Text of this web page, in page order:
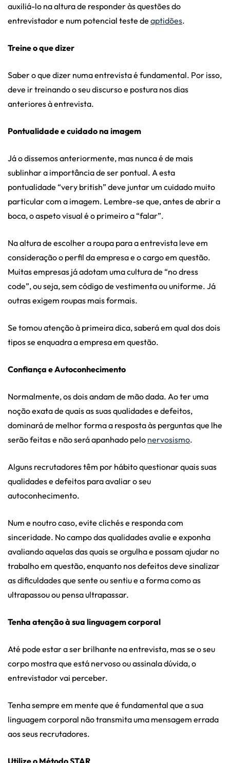
auxiliá-lo na altura de responder às questões do
entrevistador e num potencial teste de aptidões.
Treine o que dizer
Saber o que dizer numa entrevista é fundamental. Por isso,
deve ir treinando o seu discurso e postura nos dias
anteriores à entrevista.
Pontualidade e cuidado na imagem
Já o dissemos anteriormente, mas nunca é de mais
sublinhar a importância de ser pontual. A esta
pontualidade “very british” deve juntar um cuidado muito
particular com a imagem. Lembre-se que, antes de abrir a
boca, o aspeto visual é o primeiro a “falar”.
Na altura de escolher a roupa para a entrevista leve em
consideração o perfil da empresa e o cargo em questão.
Muitas empresas já adotam uma cultura de “no dress
code”, ou seja, sem código de vestimenta ou uniforme. Já
outras exigem roupas mais formais.
Se tomou atenção à primeira dica, saberá em qual dos dois
tipos se enquadra a empresa em questão.
Confiança e Autoconhecimento
Normalmente, os dois andam de mão dada. Ao ter uma
noção exata de quais as suas qualidades e defeitos,
dominará de melhor forma a resposta às perguntas que lhe
serão feitas e não será apanhado pelo nervosismo.
Alguns recrutadores têm por hábito questionar quais suas
qualidades e defeitos para avaliar o seu
autoconhecimento.
Num e noutro caso, evite clichés e responda com
sinceridade. No campo das qualidades avalie e exponha
avaliando aquelas das quais se orgulha e possam ajudar no
trabalho em questão, enquanto nos defeitos deve sinalizar
as dificuldades que sente ou sentiu e a forma como as
ultrapassou ou pensa ultrapassar.
Tenha atenção à sua linguagem corporal
Até pode estar a ser brilhante na entrevista, mas se o seu
corpo mostra que está nervoso ou assinala dúvida, o
entrevistador vai perceber.
Tenha sempre em mente que é fundamental que a sua
linguagem corporal não transmita uma mensagem errada
aos seus recrutadores.
Utilize o Método STAR